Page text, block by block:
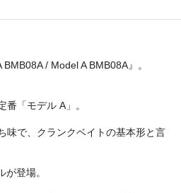
/ Model A BMB08A』。
番「モデル A」。
味で、クランクベイトの基本形と言
登場。